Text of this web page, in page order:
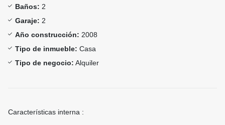
Baños: 2
Garaje: 2
Año construcción: 2008
Tipo de inmueble: Casa
Tipo de negocio: Alquiler
Características interna :